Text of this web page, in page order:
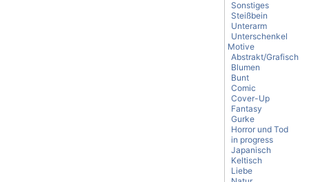
Sonstiges
Steißbein
Unterarm
Unterschenkel
Motive
Abstrakt/Grafisch
Blumen
Bunt
Comic
Cover-Up
Fantasy
Gurke
Horror und Tod
in progress
Japanisch
Keltisch
Liebe